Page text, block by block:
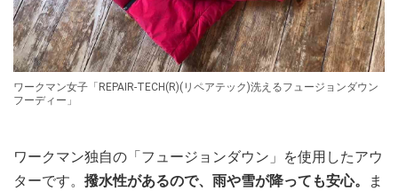
ワークマン女子「REPAIR-TECH(R)(リペアテック)洗えるフュージョンダウン
フーディー」
ワークマン独自の「フュージョンダウン」を使用したアウ
ターです。 撥水性があるので、雨や雪が降っても安心。
ま